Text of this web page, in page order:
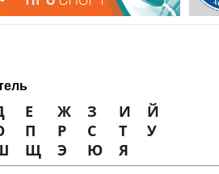
Е Ж З И
Й
П Р С Т
У
Щ Э Ю Я